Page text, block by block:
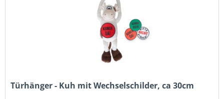
Türhänger - Kuh mit Wechselschilder, ca 30cm